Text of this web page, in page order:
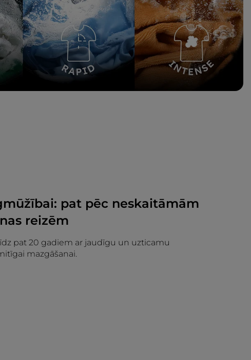
pat pēc neskaitāmām
reizēm
pat 20 gadiem ar jaudīgu un uzticamu
mazgāšanai.